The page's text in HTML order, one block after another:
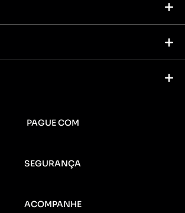
PAGUE COM
SEGURANÇA
ACOMPANHE